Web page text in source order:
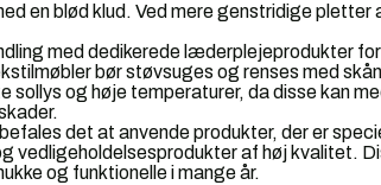
en blød klud. Ved mere genstridige
med dedikerede læderplejeprodukter
bør støvsuges og renses med
sollys og høje temperaturer, da disse kan
det at anvende produkter, der er
vedligeholdelsesprodukter af høj kvalitet.
og funktionelle i mange år.